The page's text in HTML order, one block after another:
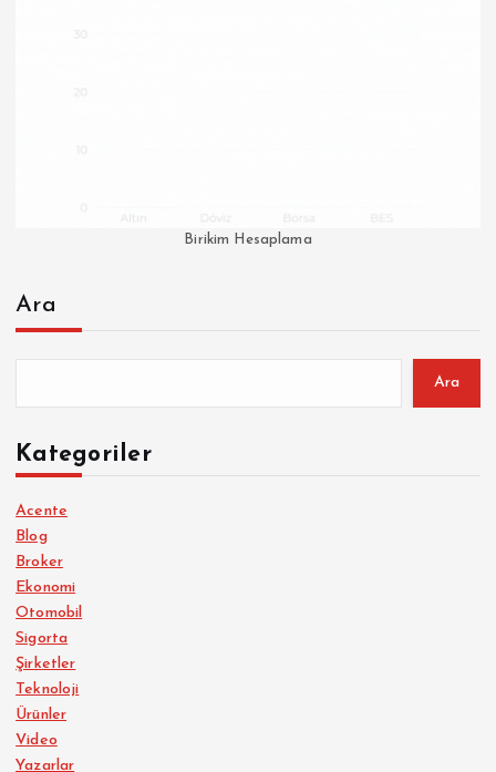
Birikim Hesaplama
Ara
Ara
Kategoriler
Acente
Blog
Broker
Ekonomi
Otomobil
Sigorta
Şirketler
Teknoloji
Ürünler
Video
Yazarlar